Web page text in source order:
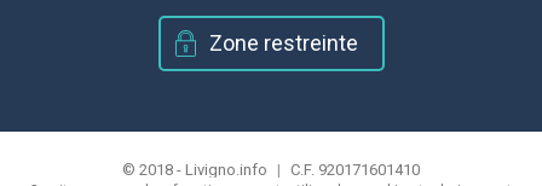
Zone restreinte
© 2018 - Livigno.info | C.F. 920171601410